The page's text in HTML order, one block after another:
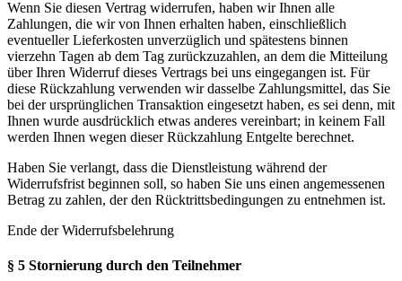
Wenn Sie diesen Vertrag widerrufen, haben wir Ihnen alle
Zahlungen, die wir von Ihnen erhalten haben, einschließlich
eventueller Lieferkosten unverzüglich und spätestens binnen
vierzehn Tagen ab dem Tag zurückzuzahlen, an dem die Mitteilung
über Ihren Widerruf dieses Vertrags bei uns eingegangen ist. Für
diese Rückzahlung verwenden wir dasselbe Zahlungsmittel, das Sie
bei der ursprünglichen Transaktion eingesetzt haben, es sei denn, mit
Ihnen wurde ausdrücklich etwas anderes vereinbart; in keinem Fall
werden Ihnen wegen dieser Rückzahlung Entgelte berechnet.
Haben Sie verlangt, dass die Dienstleistung während der
Widerrufsfrist beginnen soll, so haben Sie uns einen angemessenen
Betrag zu zahlen, der den Rücktrittsbedingungen zu entnehmen ist.
Ende der Widerrufsbelehrung
§ 5 Stornierung durch den Teilnehmer